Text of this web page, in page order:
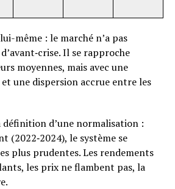
même : le marché n’a pas
Il se rapproche
moyennes, mais avec une
une dispersion accrue entre les
définition d’une normalisation :
(2022‑2024), le système se
plus prudentes. Les rendements
les prix ne flambent pas, la